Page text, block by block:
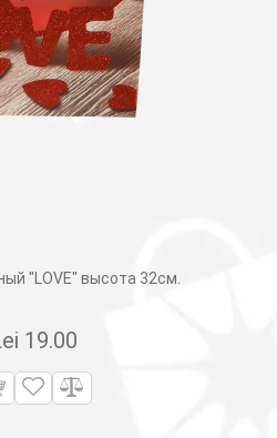
"LOVE" высота 32см.
19.00